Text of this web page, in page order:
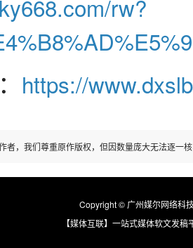
rw?
https://
者，我们尊重原作版权，但因数量庞大无法逐一
Copyright © 广州媒尔网络科
【媒体互联】一站式媒体软文发